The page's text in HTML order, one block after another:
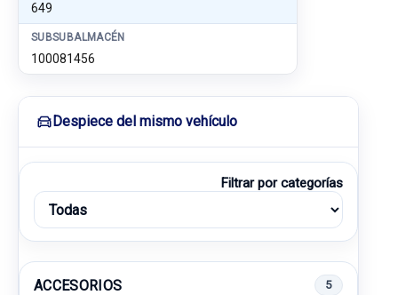
649
SUBSUBALMACÉN
100081456
Despiece del mismo vehículo
Filtrar por categorías
ACCESORIOS 5